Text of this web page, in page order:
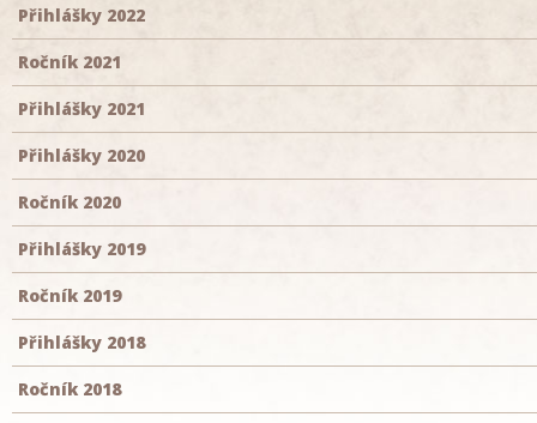
Přihlášky 2022
Ročník 2021
Přihlášky 2021
Přihlášky 2020
Ročník 2020
Přihlášky 2019
Ročník 2019
Přihlášky 2018
Ročník 2018